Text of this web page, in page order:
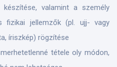
valamint a személy
fizikai jellemzők (pl. ujj- vagy
íriszkép) rögzítése
tétele oly módon,